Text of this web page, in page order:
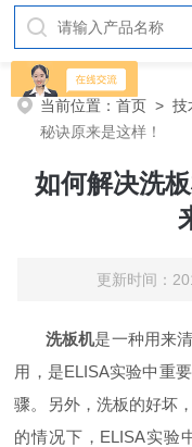
当前位置：首页 >技
秘诀原来是这样！
如何解决洗
更新时间：
洗板机是一种用来
用，是ELISA实验中重
骤。另外，洗板的好坏
的情况下，ELISA实验